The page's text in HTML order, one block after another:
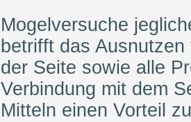
Mogelversuche
betrifft das
der Seite sowie alle
Verbindung mit dem
Mitteln einen Vorteil